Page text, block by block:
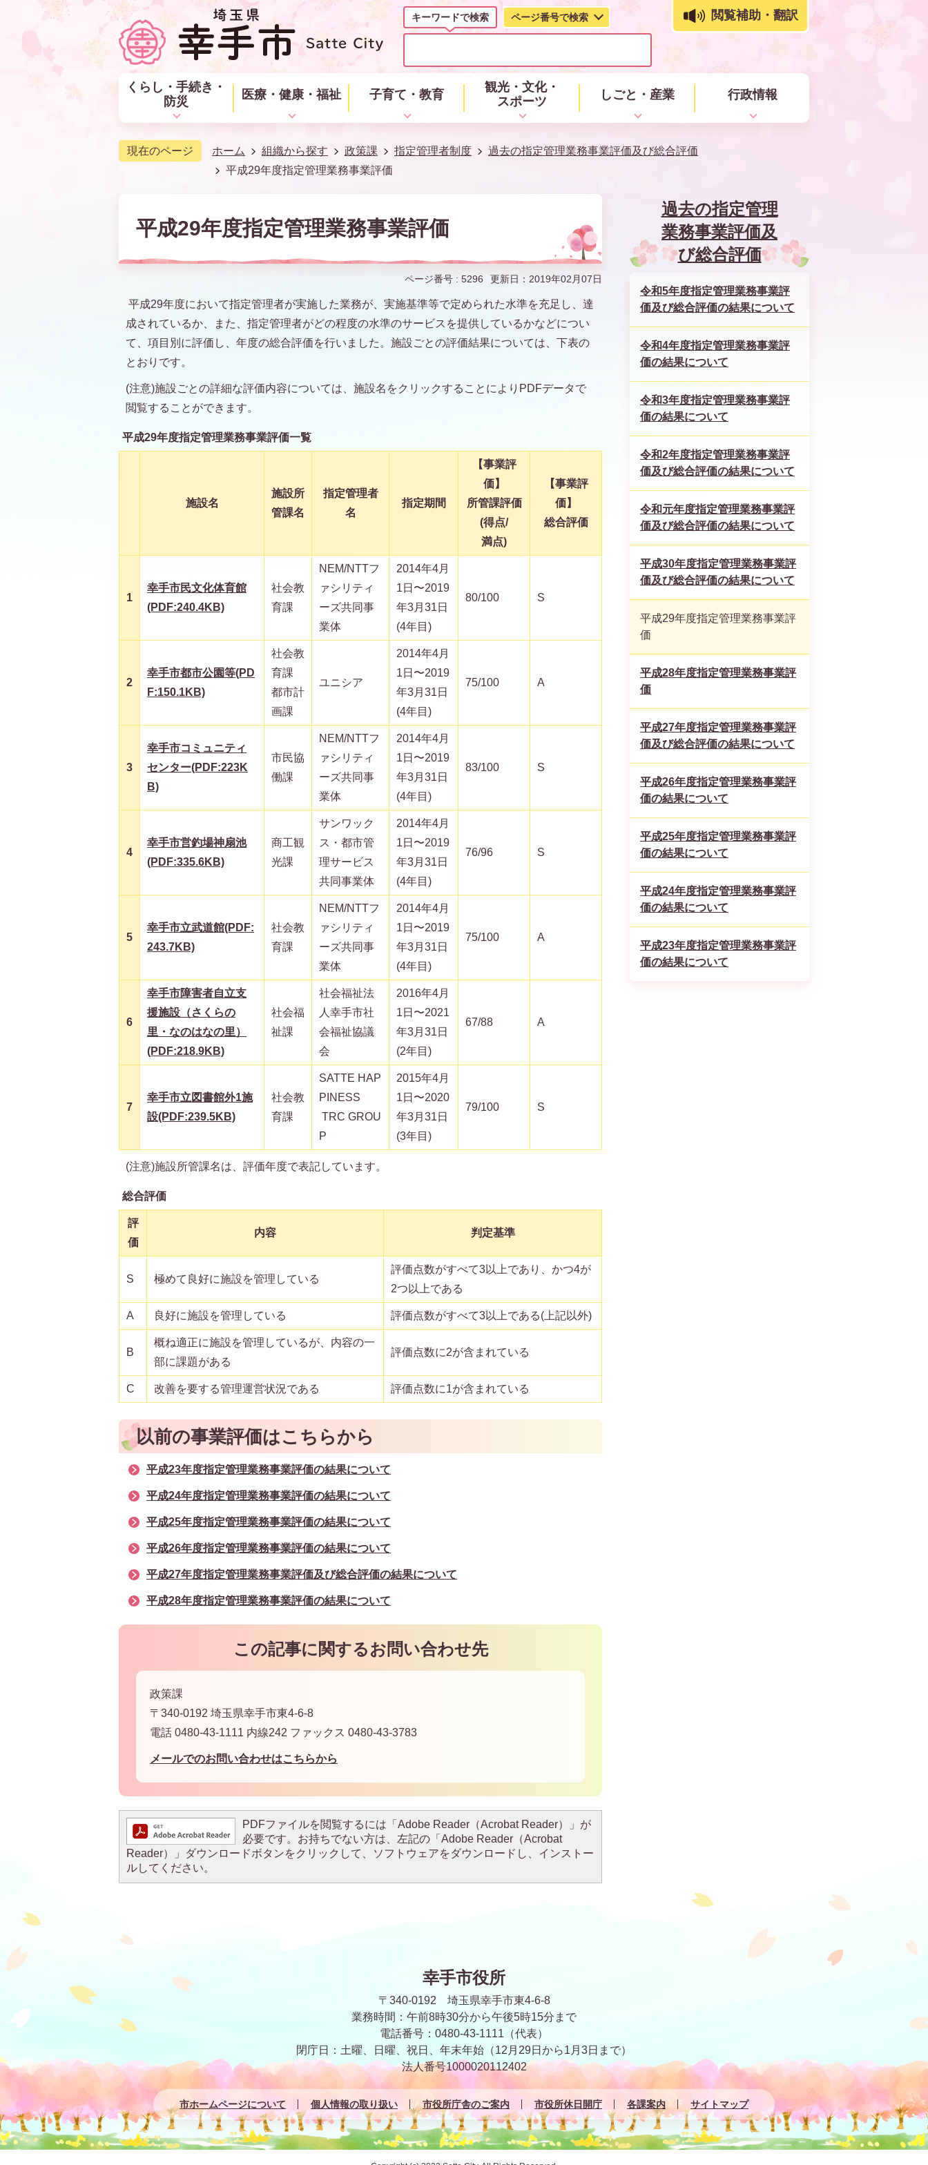
キーワードで検索 ページ番号で検索
キ
ワ
ド
で
検
閲覧補助・翻訳
くらし・手続き・
防災
医療・健康・福祉 子育て・教育
観光・文化・
スポーツ
しごと・産業 行政情報
現在のページ ホーム 組織から探す 政策課 指定管理者制度
過去の指定管理業務事業評価及び総合評価
平成29年度指定管理業務事業評価
平成29年度指定管理業務事業評価
ページ番号 : 5296 更新日：2019年02月07日
平成29年度において指定管理者が実施した業務が、実施基準等で定められた水準を充足し、達
成されているか、また、指定管理者がどの程度の水準のサービスを提供しているかなどについ
て、項目別に評価し、年度の総合評価を行いました。施設ごとの評価結果については、下表の
とおりです。
(注意)施設ごとの詳細な評価内容については、施設名をクリックすることによりPDFデータで
閲覧することができます。
平成29年度指定管理業務事業評価一覧
施設名
施設所
管課名
指定管理者
名
指定期間
【事業評
価】
所管課評価
(得点/
満点)
【事業評
価】
総合評価
1
幸手市民文化体育館
(PDF:240.4KB)
社会教
育課
NEM/NTTフ
ァシリティ
ーズ共同事
業体
2014年4月
1日〜2019
年3月31日
(4年目)
80/100 S
2
幸手市都市公園等(PD
F:150.1KB)
社会教
育課
都市計
画課
ユニシア
2014年4月
1日〜2019
年3月31日
(4年目)
75/100 A
3
幸手市コミュニティ
センター(PDF:223K
B)
市民協
働課
NEM/NTTフ
ァシリティ
ーズ共同事
業体
2014年4月
1日〜2019
年3月31日
(4年目)
83/100 S
4
幸手市営釣場神扇池
(PDF:335.6KB)
商工観
光課
サンワック
ス・都市管
理サービス
共同事業体
2014年4月
1日〜2019
年3月31日
(4年目)
76/96 S
5
幸手市立武道館(PDF:
243.7KB)
社会教
育課
NEM/NTTフ
ァシリティ
ーズ共同事
業体
2014年4月
1日〜2019
年3月31日
(4年目)
75/100 A
6
幸手市障害者自立支
援施設（さくらの
里・なのはなの里）
(PDF:218.9KB)
社会福
祉課
社会福祉法
人幸手市社
会福祉協議
会
2016年4月
1日〜2021
年3月31日
(2年目)
67/88 A
7
幸手市立図書館外1施
設(PDF:239.5KB)
社会教
育課
SATTE HAP
PINESS
TRC GROU
P
2015年4月
1日〜2020
年3月31日
(3年目)
79/100 S
(注意)施設所管課名は、評価年度で表記しています。
総合評価
評
価
内容 判定基準
S 極めて良好に施設を管理している
評価点数がすべて3以上であり、かつ4が
2つ以上である
A 良好に施設を管理している 評価点数がすべて3以上である(上記以外)
B
概ね適正に施設を管理しているが、内容の一
部に課題がある
評価点数に2が含まれている
C 改善を要する管理運営状況である 評価点数に1が含まれている
以前の事業評価はこちらから
平成23年度指定管理業務事業評価の結果について
平成24年度指定管理業務事業評価の結果について
平成25年度指定管理業務事業評価の結果について
平成26年度指定管理業務事業評価の結果について
平成27年度指定管理業務事業評価及び総合評価の結果について
平成28年度指定管理業務事業評価の結果について
この記事に関するお問い合わせ先
政策課
〒340-0192 埼玉県幸手市東4-6-8
電話 0480-43-1111 内線242 ファックス 0480-43-3783
メールでのお問い合わせはこちらから
PDFファイルを閲覧するには「Adobe Reader（Acrobat Reader）」が
必要です。お持ちでない方は、左記の「Adobe Reader（Acrobat
Reader）」ダウンロードボタンをクリックして、ソフトウェアをダウンロードし、インストー
ルしてください。
過去の指定管理
業務事業評価及
び総合評価
令和5年度指定管理業務事業評
価及び総合評価の結果について
令和4年度指定管理業務事業評
価の結果について
令和3年度指定管理業務事業評
価の結果について
令和2年度指定管理業務事業評
価及び総合評価の結果について
令和元年度指定管理業務事業評
価及び総合評価の結果について
平成30年度指定管理業務事業評
価及び総合評価の結果について
平成29年度指定管理業務事業評
価
平成28年度指定管理業務事業評
価
平成27年度指定管理業務事業評
価及び総合評価の結果について
平成26年度指定管理業務事業評
価の結果について
平成25年度指定管理業務事業評
価の結果について
平成24年度指定管理業務事業評
価の結果について
平成23年度指定管理業務事業評
価の結果について
幸手市役所
〒340-0192 埼玉県幸手市東4-6-8
業務時間：午前8時30分から午後5時15分まで
電話番号：0480-43-1111（代表）
閉庁日：土曜、日曜、祝日、年末年始 （12月29日から1月3日まで）
法人番号1000020112402
市ホームページについて 個人情報の取り扱い 市役所庁舎のご案内 市役所休日開庁 各課案内 サイトマップ